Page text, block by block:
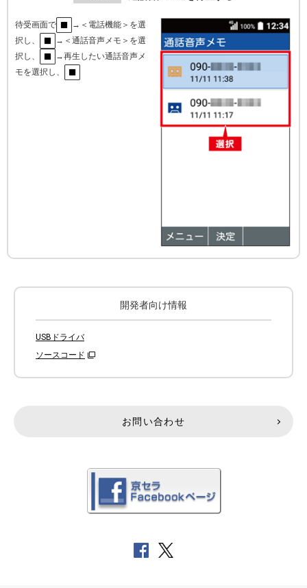
待受画面で
→＜電話機能＞を選
択し、
→＜通話音声メモ＞を選
択し、
→再生したい通話音声メ
モを選択し、
開発者向け情報
USBドライバ
ソースコード
お問い合わせ